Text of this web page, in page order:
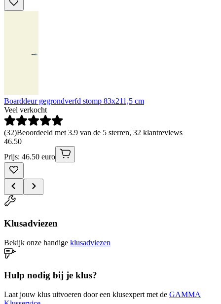
Boarddeur gegrondverfd stomp 83x211,5 cm
Veel verkocht
(32)Beoordeeld met 3.9 van de 5 sterren, 32 klantreviews
46.50
Prijs: 46.50 euro
Klusadviezen
Bekijk onze handige klusadviezen
Hulp nodig bij je klus?
Laat jouw klus uitvoeren door een klusexpert met de GAMMA